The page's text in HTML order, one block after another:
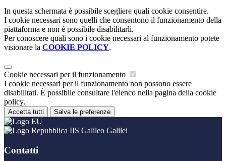
In questa schermata è possibile scegliere quali cookie consentire.
I cookie necessari sono quelli che consentono il funzionamento della
piattaforma e non è possibile disabilitarli.
Per conoscere quali sono i cookie necessari al funzionamento potete
visionare la COOKIE POLICY.
Cookie necessari per il funzionamento
I cookie necessari per il funzionamento non possono essere
disabilitati. È possibile consultare l'elenco nella pagina della cookie
policy.
Accetta tutti Salva le preferenze
IIS Galileo Galilei
Contatti